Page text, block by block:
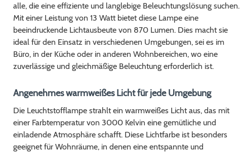
alle, die eine effiziente und langlebige Beleuchtungslösung suchen.
Mit einer Leistung von 13 Watt bietet diese Lampe eine
beeindruckende Lichtausbeute von 870 Lumen. Dies macht sie
ideal für den Einsatz in verschiedenen Umgebungen, sei es im
Büro, in der Küche oder in anderen Wohnbereichen, wo eine
zuverlässige und gleichmäßige Beleuchtung erforderlich ist.
Angenehmes warmweißes Licht für jede Umgebung
Die Leuchtstofflampe strahlt ein warmweißes Licht aus, das mit
einer Farbtemperatur von 3000 Kelvin eine gemütliche und
einladende Atmosphäre schafft. Diese Lichtfarbe ist besonders
geeignet für Wohnräume, in denen eine entspannte und